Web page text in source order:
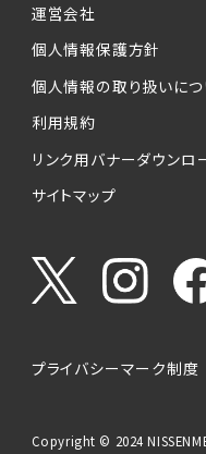
運営会社
個人情報保護方針
個人情報の取り扱いにつ
利用規約
リンク用バナーダウンロ
サイトマップ
プライバシーマーク制度
Copyright © 2024